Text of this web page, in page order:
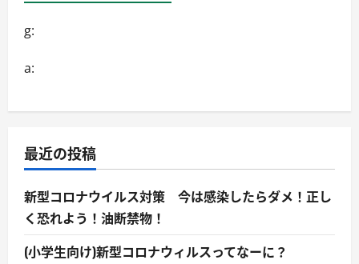
g:
a:
最近の投稿
新型コロナウイルス対策 今は感染したらダメ！正し
く恐れよう！油断禁物！
(小学生向け)新型コロナウィルスってなーに？